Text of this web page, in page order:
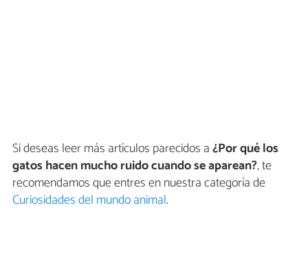
Si deseas leer más artículos parecidos a¿Por qué los
gatos hacen mucho ruido cuando se aparean?, te
recomendamos que entres en nuestra categoría de
Curiosidades del mundo animal.